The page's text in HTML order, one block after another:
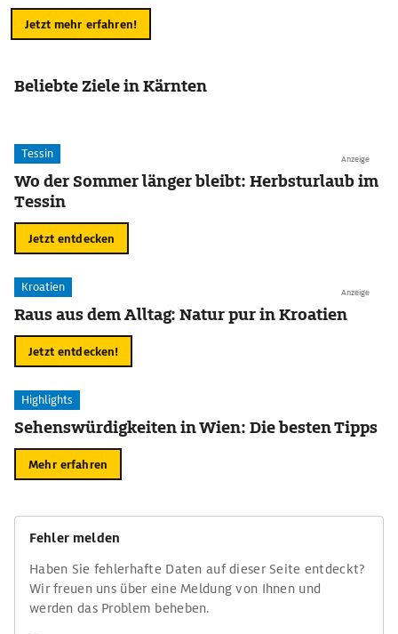
Jetzt mehr erfahren!
Beliebte Ziele in Kärnten
Anzeige
Tessin
Wo der Sommer länger bleibt: Herbsturlaub im
Tessin
Jetzt entdecken
Anzeige
Kroatien
Raus aus dem Alltag: Natur pur in Kroatien
Jetzt entdecken!
Highlights
Sehenswürdigkeiten in Wien: Die besten Tipps
Mehr erfahren
Fehler melden
Haben Sie fehlerhafte Daten auf dieser Seite entdeckt?
Wir freuen uns über eine Meldung von Ihnen und
werden das Problem beheben.